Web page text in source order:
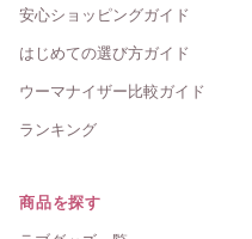
安心ショッピングガイド
はじめての選び方ガイド
ウーマナイザー比較ガイド
ランキング
商品を探す